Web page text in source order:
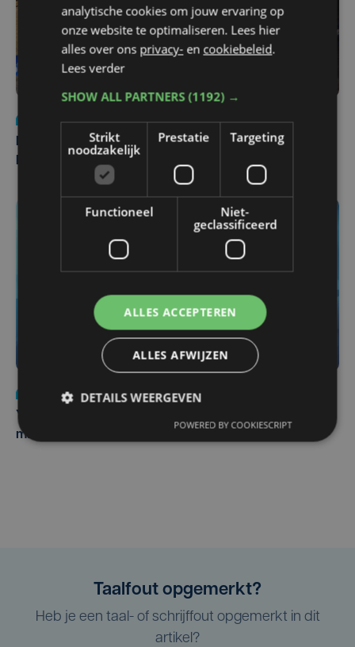
Nieuws
di 4 augustus | 09:32
Man en vrouw dood aangetroffen in woning in Sint-
Nieuws
do 6 augustus | 21:30
Yaro (19), slachtoffer van vechtpartij, is na
maandenlange coma overleden
Taalfout opgemerkt?
Heb je een taal- of schrijffout opgemerkt in dit
artikel?
analytische cookies om jouw ervaring op
onze website te optimaliseren. Lees hier
alles over ons privacy- en cookiebeleid.
Lees verder
SHOW ALL PARTNERS(1192) →
Strikt
noodzakelijk
Prestatie Targeting
Functioneel
Niet-
geclassificeerd
ALLES ACCEPTEREN
ALLES AFWIJZEN
DETAILS WEERGEVEN
POWERED BY COOKIESCRIPT